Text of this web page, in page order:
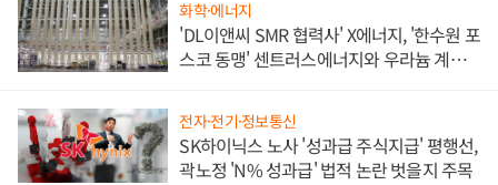
화학·에너지
'DL이앤씨 SMR 협력사' X에너지, '한수원 포
스코 동맹' 센트러스에너지와 우라늄 계약
전자·전기·정보통신
SK하이닉스 노사 '성과급 주식지급' 평행선,
곽노정 'N% 성과급' 법적 논란 벗을지 주목